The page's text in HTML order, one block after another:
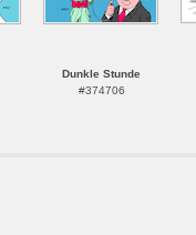
Dunkle Stunde
#374706